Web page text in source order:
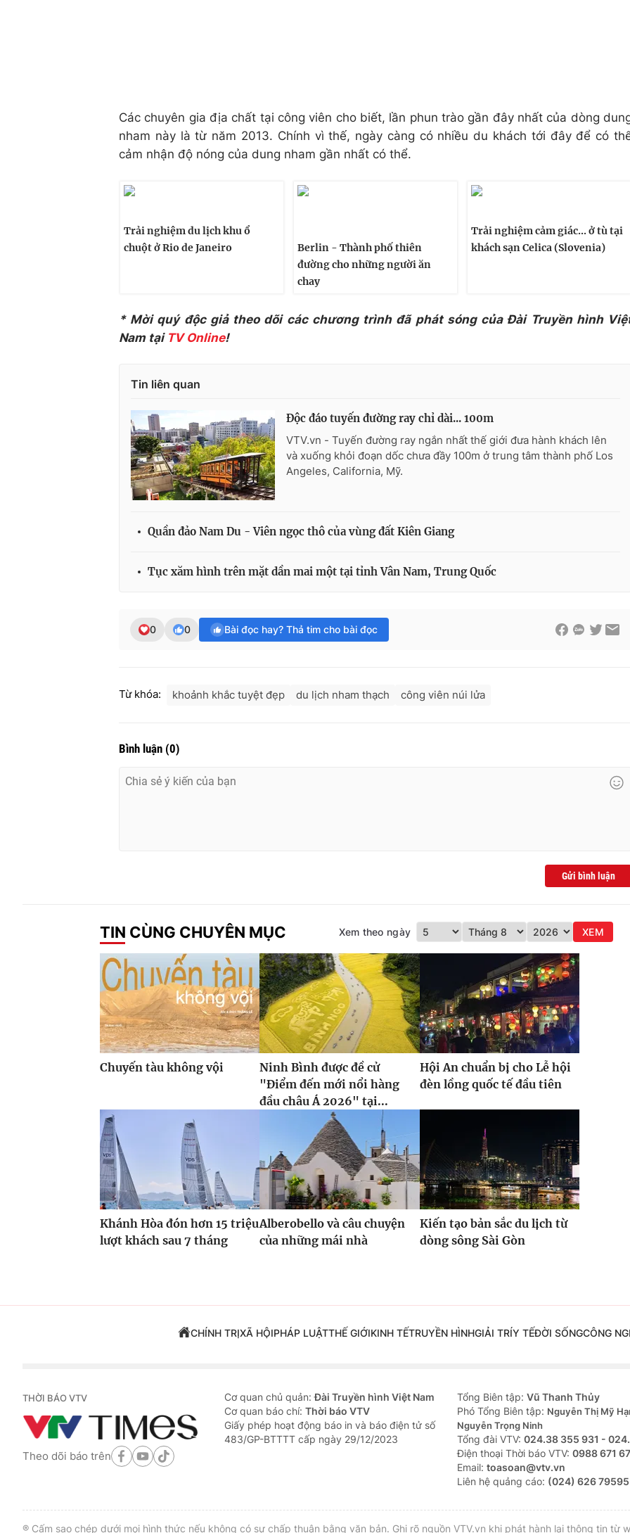
Các chuyên gia địa chất tại công viên cho biết, lần phun trào gần đây nhất của dòng
nham này là từ năm 2013. Chính vì thế, ngày càng có nhiều du khách tới đây để có
cảm nhận độ nóng của dung nham gần nhất có thể.
Trải nghiệm du lịch khu ổ
chuột ở Rio de Janeiro
Berlin - Thành phố thiên
đường cho những người ăn
chay
Trải nghiệm cảm giác... ở tù tại
khách sạn Celica (Slovenia)
* Mời quý độc giả theo dõi các chương trình đã phát sóng của Đài Truyền hình
Nam tại TV Online!
Tin liên quan
Độc đáo tuyến đường ray chỉ dài... 100m
VTV.vn - Tuyến đường ray ngắn nhất thế giới đưa hành khách lên
và xuống khỏi đoạn dốc chưa đầy 100m ở trung tâm thành phố Los
Angeles, California, Mỹ.
Quần đảo Nam Du - Viên ngọc thô của vùng đất Kiên Giang
Tục xăm hình trên mặt dần mai một tại tỉnh Vân Nam, Trung Quốc
0 0 Bài đọc hay? Thả tim cho bài đọc
Từ khóa: khoảnh khắc tuyệt đẹp du lịch nham thạch công viên núi lửa
Bình luận (0)
Gửi bình luận
TIN CÙNG CHUYÊN MỤC Xem theo ngày XEM
Chuyến tàu không vội
Ninh Bình được đề cử
"Điểm đến mới nổi hàng
đầu châu Á 2026" tại...
Hội An chuẩn bị cho Lễ hội
đèn lồng quốc tế đầu tiên
Khánh Hòa đón hơn 15 triệu
lượt khách sau 7 tháng
Alberobello và câu chuyện
của những mái nhà
Kiến tạo bản sắc du lịch từ
dòng sông Sài Gòn
CHÍNH TRỊXÃ HỘIPHÁP LUẬTTHẾ GIỚIKINH TẾTRUYỀN HÌNHGIẢI TRÍY TẾĐỜI SỐNGCÔNG
THỜI BÁO VTV
Theo dõi báo trên
Cơ quan chủ quản:Đài Truyền hình Việt Nam
Cơ quan báo chí: Thời báo VTV
Giấy phép hoạt động báo in và báo điện tử số
483/GP-BTTTT cấp ngày 29/12/2023
Tổng Biên tập: Vũ Thanh Thủy
Phó Tổng Biên tập: Nguyễn Thị Mỹ
Nguyễn Trọng Ninh
Tổng đài VTV: 024.38 355 931 -
Ðiện thoại Thời báo VTV: 0988 671
Email: toasoan@vtv.vn
Liên hệ quảng cáo: (024) 626 79595
® Cấm sao chép dưới mọi hình thức nếu không có sự chấp thuận bằng văn bản. Ghi rõ nguồn VTV.vn khi phát hành lại thông tin từ